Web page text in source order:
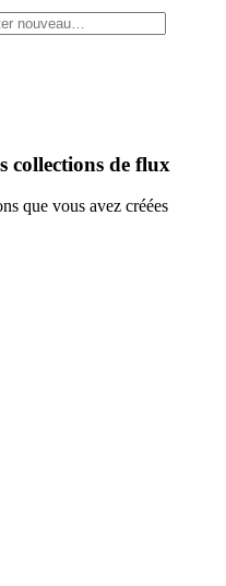
collections de flux
que vous avez créées